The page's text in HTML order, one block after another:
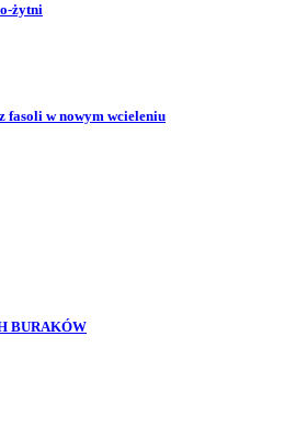
żytni
fasoli w nowym wcieleniu
BURAKÓW